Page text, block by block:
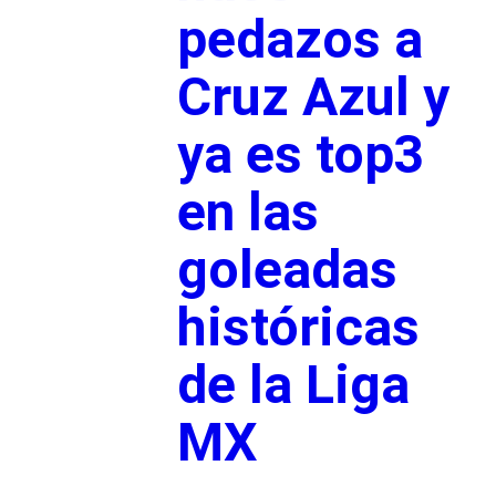
pedazos a
Cruz Azul y
ya es top3
en las
goleadas
históricas
de la Liga
MX